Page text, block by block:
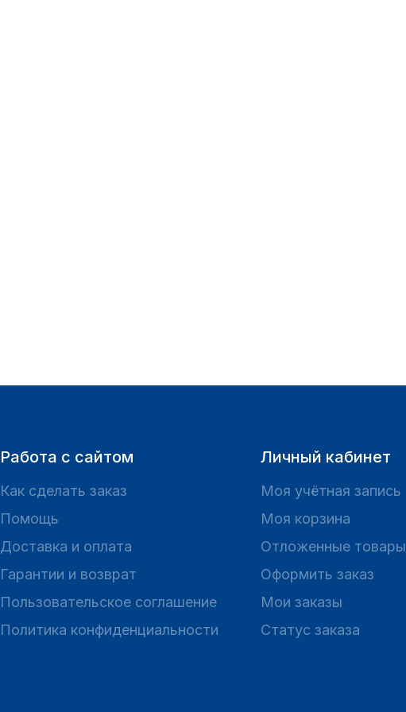
Работа с сайтом
Как сделать заказ
Помощь
Доставка и оплата
Гарантии и возврат
Пользовательское соглашение
Политика конфиденциальности
Личный кабинет
Моя учётная запись
Моя корзина
Отложенные товары
Оформить заказ
Мои заказы
Статус заказа